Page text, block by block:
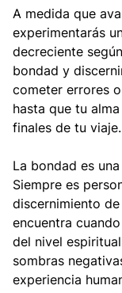
A medida que
experimentarás
decreciente
bondad y
cometer errores
hasta que tu
finales de tu viaje.
La bondad es
Siempre es
discernimiento
encuentra
del nivel
sombras
experiencia